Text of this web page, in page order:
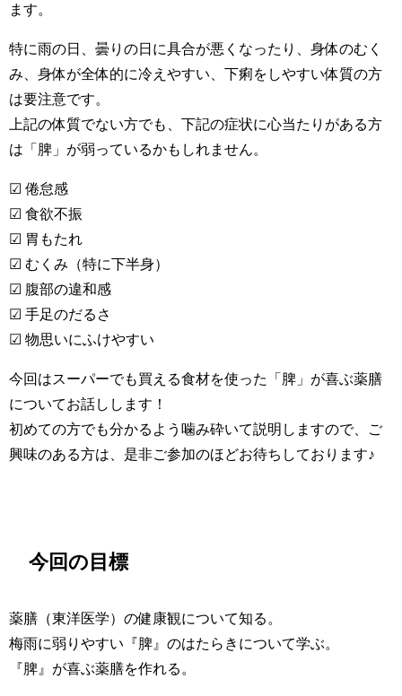
ます。
特に雨の日、曇りの日に具合が悪くなったり、身体のむく
み、身体が全体的に冷えやすい、下痢をしやすい体質の方
は要注意です。
上記の体質でない方でも、下記の症状に心当たりがある方
は「脾」が弱っているかもしれません。
☑ 倦怠感
☑ 食欲不振
☑ 胃もたれ
☑ むくみ（特に下半身）
☑ 腹部の違和感
☑ 手足のだるさ
☑ 物思いにふけやすい
今回はスーパーでも買える食材を使った「脾」が喜ぶ薬膳
についてお話しします！
初めての方でも分かるよう噛み砕いて説明しますので、ご
興味のある方は、是非ご参加のほどお待ちしております♪
今回の目標
薬膳（東洋医学）の健康観について知る。
梅雨に弱りやすい『脾』のはたらきについて学ぶ。
『脾』が喜ぶ薬膳を作れる。